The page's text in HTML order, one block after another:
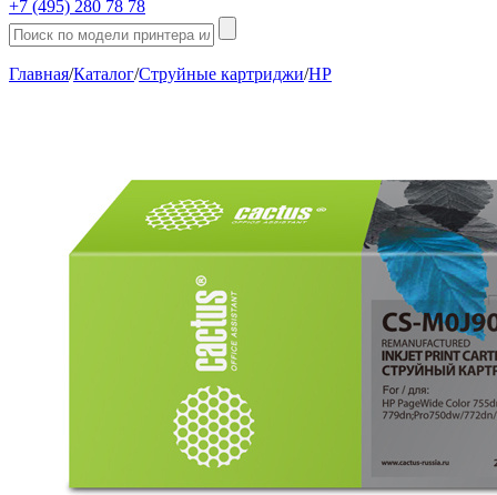
+7 (495) 280 78 78
Главная/Каталог/Струйные картриджи/HP